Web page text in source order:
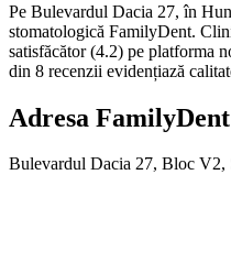
Pe Bulevardul Dacia 27, în
stomatologică FamilyDent.
satisfăcător (4.2) pe platforma
din 8 recenzii evidențiază
Adresa FamilyDent
Bulevardul Dacia 27, Bloc V2,